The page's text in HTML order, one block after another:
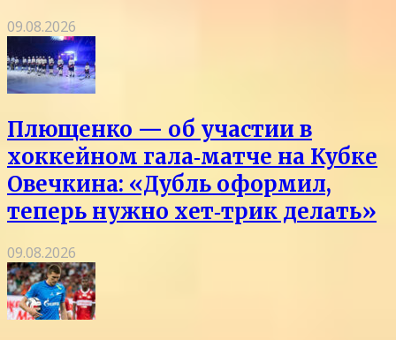
09.08.2026
Плющенко — об участии в
хоккейном гала‑матче на Кубке
Овечкина: «Дубль оформил,
теперь нужно хет‑трик делать»
09.08.2026